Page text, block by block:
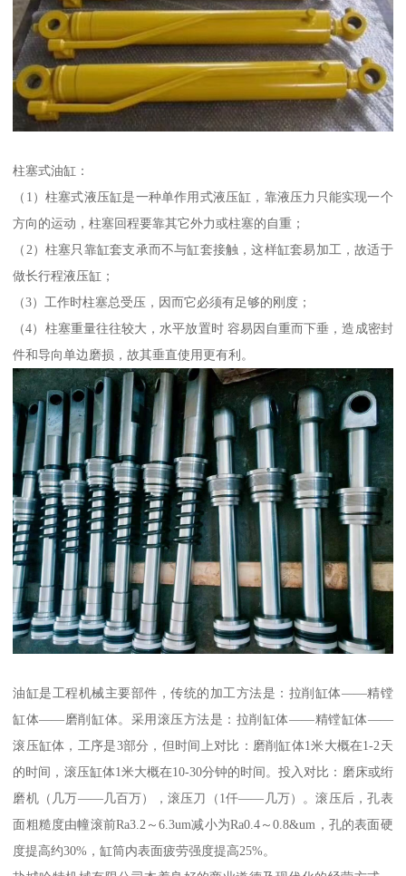
柱塞式油缸：
（1）柱塞式液压缸是一种单作用式液压缸，靠液压力只能实现一个
方向的运动，柱塞回程要靠其它外力或柱塞的自重；
（2）柱塞只靠缸套支承而不与缸套接触，这样缸套易加工，故适于
做长行程液压缸；
（3）工作时柱塞总受压，因而它必须有足够的刚度；
（4）柱塞重量往往较大，水平放置时 容易因自重而下垂，造成密封
件和导向单边磨损，故其垂直使用更有利。
油缸是工程机械主要部件，传统的加工方法是：拉削缸体——精镗
缸体——磨削缸体。采用滚压方法是：拉削缸体——精镗缸体——
滚压缸体，工序是3部分，但时间上对比：磨削缸体1米大概在1-2天
的时间，滚压缸体1米大概在10-30分钟的时间。投入对比：磨床或绗
磨机（几万——几百万），滚压刀（1仟——几万）。滚压后，孔表
面粗糙度由幢滚前Ra3.2～6.3um减小为Ra0.4～0.8&um，孔的表面硬
度提高约30%，缸筒内表面疲劳强度提高25%。